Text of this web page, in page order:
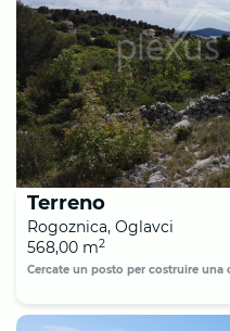
Terreno
Rogoznica, Oglavci
568,00 m2
Cercate un posto per costruire una